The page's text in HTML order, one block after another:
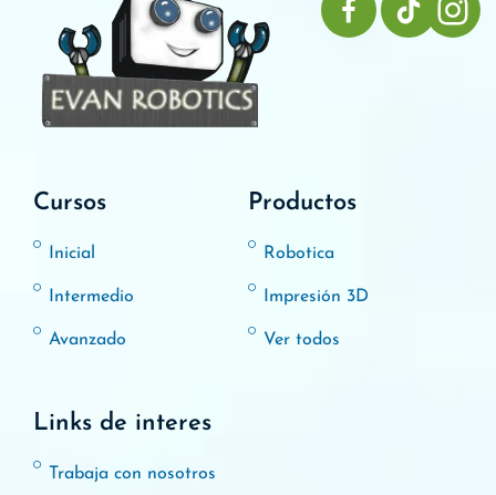
Cursos
Inicial
Intermedio
Avanzado
Productos
Robotica
Impresión 3D
Ver todos
Links de interes
Trabaja con nosotros